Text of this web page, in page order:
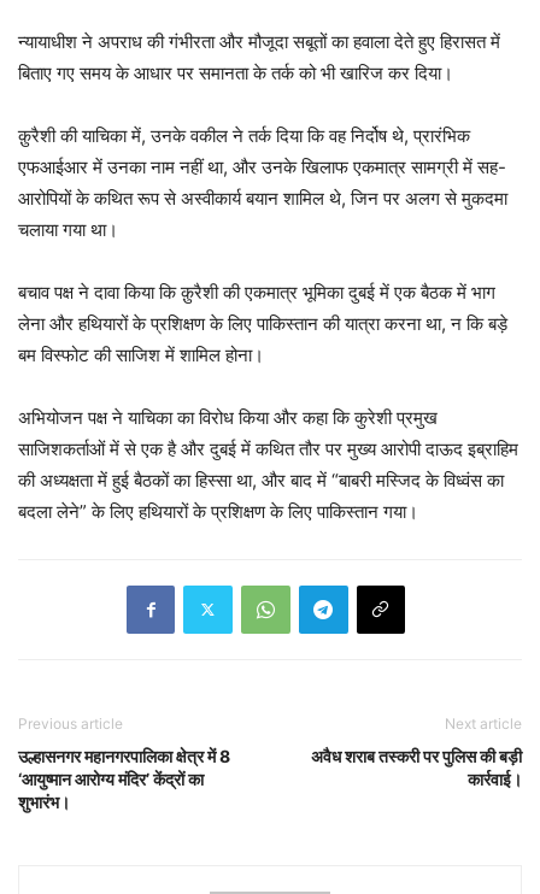
न्यायाधीश ने अपराध की गंभीरता और मौजूदा सबूतों का हवाला देते हुए हिरासत में
बिताए गए समय के आधार पर समानता के तर्क को भी खारिज कर दिया।
क़ुरैशी की याचिका में, उनके वकील ने तर्क दिया कि वह निर्दोष थे, प्रारंभिक
एफआईआर में उनका नाम नहीं था, और उनके खिलाफ एकमात्र सामग्री में सह-
आरोपियों के कथित रूप से अस्वीकार्य बयान शामिल थे, जिन पर अलग से मुकदमा
चलाया गया था।
बचाव पक्ष ने दावा किया कि क़ुरैशी की एकमात्र भूमिका दुबई में एक बैठक में भाग
लेना और हथियारों के प्रशिक्षण के लिए पाकिस्तान की यात्रा करना था, न कि बड़े
बम विस्फोट की साजिश में शामिल होना।
अभियोजन पक्ष ने याचिका का विरोध किया और कहा कि कुरेशी प्रमुख
साजिशकर्ताओं में से एक है और दुबई में कथित तौर पर मुख्य आरोपी दाऊद इब्राहिम
की अध्यक्षता में हुई बैठकों का हिस्सा था, और बाद में “बाबरी मस्जिद के विध्वंस का
बदला लेने” के लिए हथियारों के प्रशिक्षण के लिए पाकिस्तान गया।
Previous article
उल्हासनगर महानगरपालिका क्षेत्र में 8
‘आयुष्मान आरोग्य मंदिर’ केंद्रों का
शुभारंभ।
Next article
अवैध शराब तस्करी पर पुलिस की बड़ी
कार्रवाई।